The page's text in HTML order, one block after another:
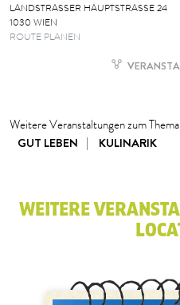
LANDSTRASSER HAUPTSTRASSE 24
1030 WIEN
ROUTE PLANEN
Weitere Veranstaltungen zum
GUT LEBEN
KULINARIK
WEITERE